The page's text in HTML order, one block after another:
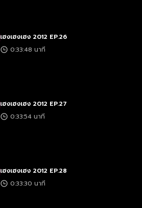
เฮงเฮงเฮง 2012 EP.26
0:33:48 นาที
เฮงเฮงเฮง 2012 EP.27
0:33:54 นาที
เฮงเฮงเฮง 2012 EP.28
0:33:30 นาที